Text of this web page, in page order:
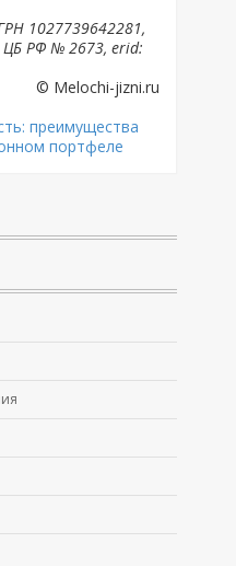
1027739642281,
ЦБ РФ № 2673, erid:
© Melochi-jizni.ru
преимущества
портфеле